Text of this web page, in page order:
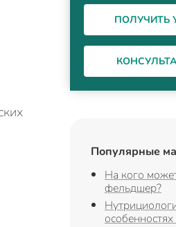
ПОЛУЧИТЬ
Популярные
На кого
фельдшер?